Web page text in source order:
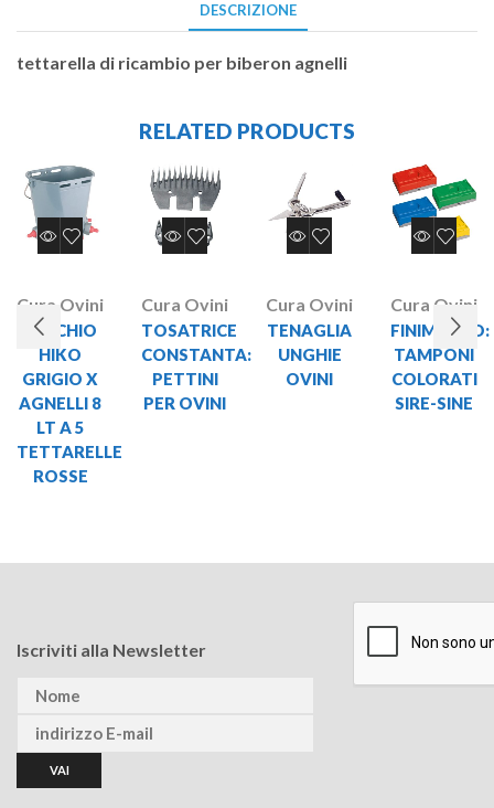
DESCRIZIONE
tettarella di ricambio per biberon agnelli
RELATED PRODUCTS
Cura Ovini
SECCHIO
HIKO
GRIGIO X
AGNELLI 8
LT A 5
TETTARELLE
ROSSE
Cura Ovini
TOSATRICE
CONSTANTA:
PETTINI
PER OVINI
Cura Ovini
TENAGLIA
UNGHIE
OVINI
Cura Ovini
FINIMENTO:
TAMPONI
COLORATI
SIRE-SINE
Iscriviti alla Newsletter